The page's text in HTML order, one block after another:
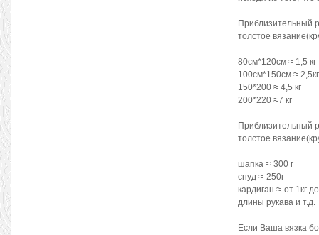
Приблизительный
толстое
80см*120см ≈ 1,5 кг
100см*150см ≈ 2,5кг
150*200 ≈ 4,5 кг
200*220 ≈7 кг
Приблизительный
толстое
шапка ≈ 300 г
снуд ≈ 250г
кардиган ≈ от 1кг
длины рукава и т.д.
Если Ваша вязка